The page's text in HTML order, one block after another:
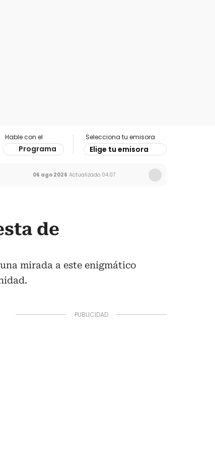
Hable con el
Programa
Selecciona tu emisora
Elige tu emisora
06 ago 2026 Actualizado 04:07
de
mirada a este enigmático